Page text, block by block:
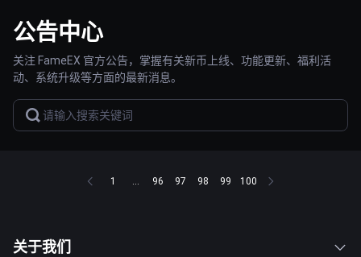
公告中心
关注 FameEX 官方公告，掌握有关新币上线、功能更新、福利活
动、系统升级等方面的最新消息。
1 ... 96 97 98 99 100
关于我们